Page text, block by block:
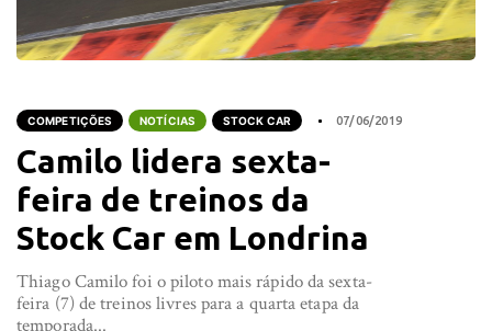
COMPETIÇÕES NOTÍCIAS STOCK CAR 07/06/2019
Camilo lidera sexta-
feira de treinos da
Stock Car em Londrina
Thiago Camilo foi o piloto mais rápido da sexta-
feira (7) de treinos livres para a quarta etapa da
temporada...